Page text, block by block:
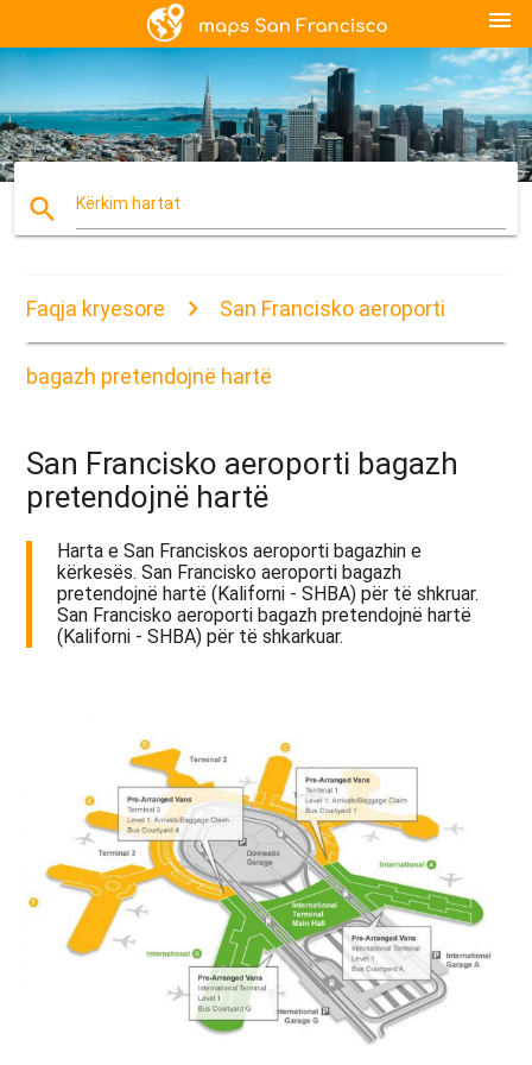
menu
search Kërkim hartat
Faqja kryesore San Francisko aeroporti
bagazh pretendojnë hartë
San Francisko aeroporti bagazh
pretendojnë hartë
Harta e San Franciskos aeroporti bagazhin e
kërkesës. San Francisko aeroporti bagazh
pretendojnë hartë (Kaliforni - SHBA) për të shkruar.
San Francisko aeroporti bagazh pretendojnë hartë
(Kaliforni - SHBA) për të shkarkuar.